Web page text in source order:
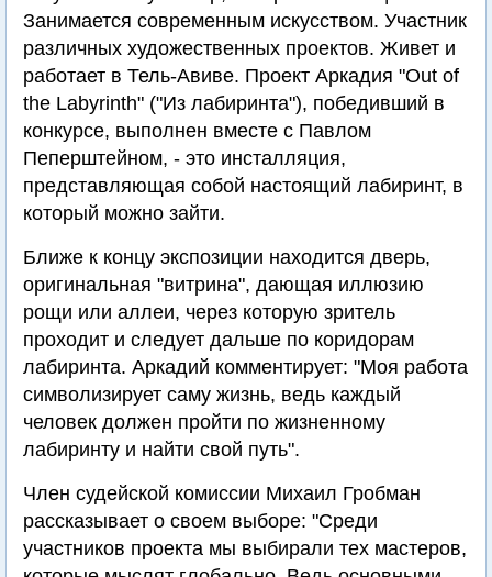
Занимается современным искусством. Участник
различных художественных проектов. Живет и
работает в Тель-Авиве. Проект Аркадия "Out of
the Labyrinth" ("Из лабиринта"), победивший в
конкурсе, выполнен вместе с Павлом
Пеперштейном, - это инсталляция,
представляющая собой настоящий лабиринт, в
который можно зайти.
Ближе к концу экспозиции находится дверь,
оригинальная "витрина", дающая иллюзию
рощи или аллеи, через которую зритель
проходит и следует дальше по коридорам
лабиринта. Аркадий комментирует: "Моя работа
символизирует саму жизнь, ведь каждый
человек должен пройти по жизненному
лабиринту и найти свой путь".
Член судейской комиссии Михаил Гробман
рассказывает о своем выборе: "Среди
участников проекта мы выбирали тех мастеров,